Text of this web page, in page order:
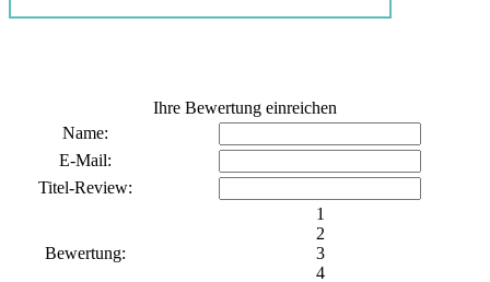
Ihre Bewertung einreichen
Name:
E-Mail:
Titel-Review:
Bewertung:
1
2
3
4